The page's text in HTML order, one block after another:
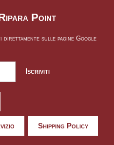
Point
sulle pagine Google
Iscriviti
Shipping Policy